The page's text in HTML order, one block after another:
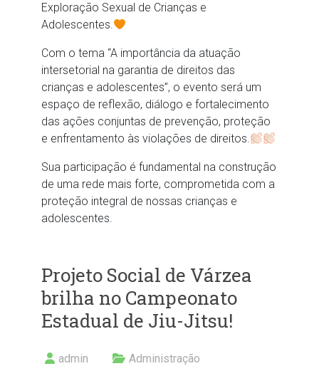
Exploração Sexual de Crianças e
Adolescentes.
Com o tema “A importância da atuação
intersetorial na garantia de direitos das
crianças e adolescentes”, o evento será um
espaço de reflexão, diálogo e fortalecimento
das ações conjuntas de prevenção, proteção
e enfrentamento às violações de direitos.
Sua participação é fundamental na construção
de uma rede mais forte, comprometida com a
proteção integral de nossas crianças e
adolescentes.
Projeto Social de Várzea
brilha no Campeonato
Estadual de Jiu-Jitsu!
admin Administração